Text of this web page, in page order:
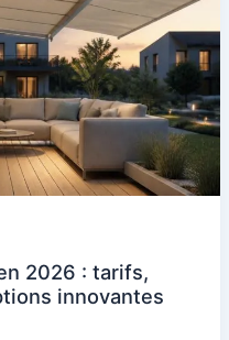
2026 : tarifs,
innovantes